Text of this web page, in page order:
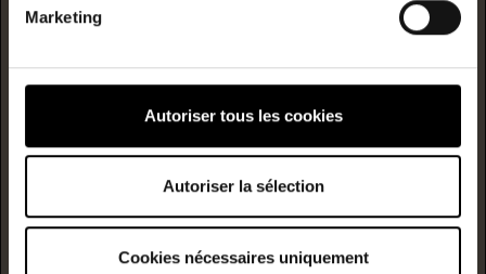
Marketing
Autoriser tous les cookies
Autoriser la sélection
Cookies nécessaires uniquement
primaire)
émission
kgCO2/m²/année D
E
F
G